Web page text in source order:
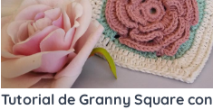
Tutorial de Granny Square con